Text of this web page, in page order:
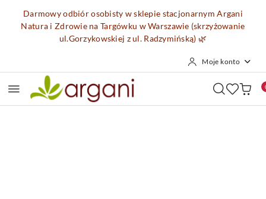
Przejdź do treści głównej
Przejdź do wyszukiwarki
Przejdź do moje konto
Przejdź do menu głównego
Przejdź do opisu produktu
Przejdź do stopki
Darmowy odbiór osobisty w sklepie stacjonarnym Argani
Natura i Zdrowie na Targówku w Warszawie (skrzyżowanie
ul.Gorzykowskiej z ul. Radzymińską) 🌿
Moje konto